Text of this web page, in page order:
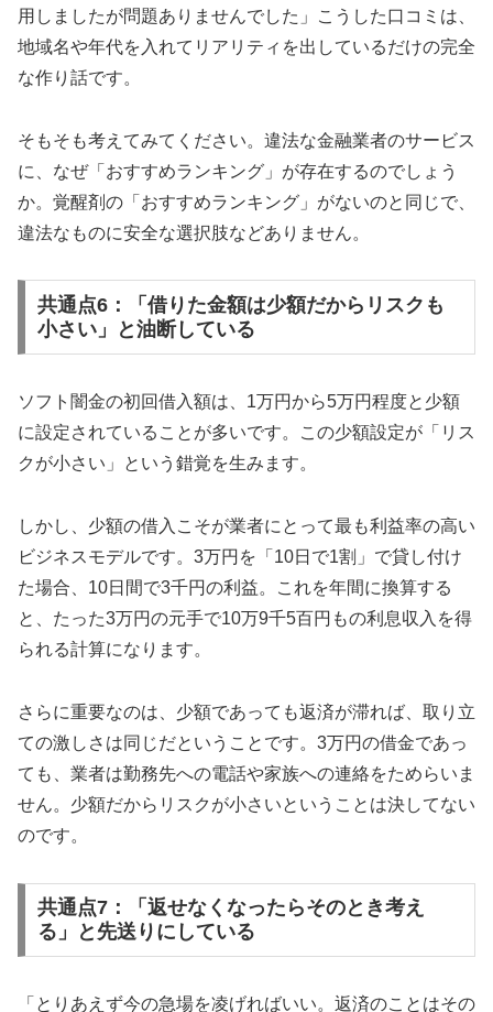
用しましたが問題ありませんでした」こうした口コミは、
地域名や年代を入れてリアリティを出しているだけの完全
な作り話です。
そもそも考えてみてください。違法な金融業者のサービス
に、なぜ「おすすめランキング」が存在するのでしょう
か。覚醒剤の「おすすめランキング」がないのと同じで、
違法なものに安全な選択肢などありません。
共通点6：「借りた金額は少額だからリスクも
小さい」と油断している
ソフト闇金の初回借入額は、1万円から5万円程度と少額
に設定されていることが多いです。この少額設定が「リス
クが小さい」という錯覚を生みます。
しかし、少額の借入こそが業者にとって最も利益率の高い
ビジネスモデルです。3万円を「10日で1割」で貸し付け
た場合、10日間で3千円の利益。これを年間に換算する
と、たった3万円の元手で10万9千5百円もの利息収入を得
られる計算になります。
さらに重要なのは、少額であっても返済が滞れば、取り立
ての激しさは同じだということです。3万円の借金であっ
ても、業者は勤務先への電話や家族への連絡をためらいま
せん。少額だからリスクが小さいということは決してない
のです。
共通点7：「返せなくなったらそのとき考え
る」と先送りにしている
「とりあえず今の急場を凌げればいい。返済のことはその